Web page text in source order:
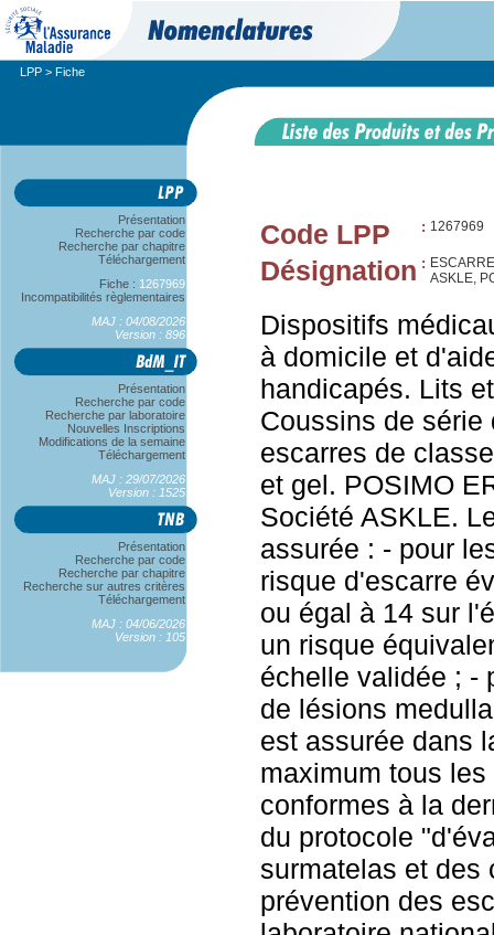
LPP > Fiche
Présentation
Recherche par code
Recherche par chapitre
Téléchargement
Fiche : 1267969
Incompatibilités règlementaires
MAJ : 04/08/2026
Version : 896
Présentation
Recherche par code
Recherche par laboratoire
Nouvelles Inscriptions
Modifications de la semaine
Téléchargement
MAJ : 29/07/2026
Version : 1525
Présentation
Recherche par code
Recherche par chapitre
Recherche sur autres critères
Téléchargement
MAJ : 04/06/2026
Version : 105
Code LPP : 1267969
Désignation :
ASKLE,
Dispositifs
à domicile et
handicapés. Lits
Coussins de série
escarres de
et gel. POSIMO
Société ASKLE.
assurée : - pour
risque d'escarre
ou égal à 14 sur
un risque
échelle validée ; -
de lésions
est assurée dans
maximum tous
conformes à la
du protocole
surmatelas et des
prévention des